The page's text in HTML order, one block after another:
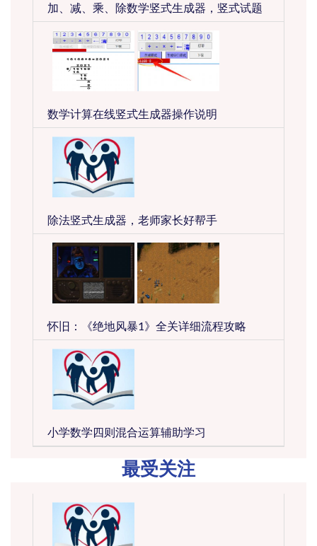
加、减、乘、除数学竖式生成器，竖式试题
数学计算在线竖式生成器操作说明
除法竖式生成器，老师家长好帮手
怀旧：《绝地风暴1》全关详细流程攻略
小学数学四则混合运算辅助学习
最受关注